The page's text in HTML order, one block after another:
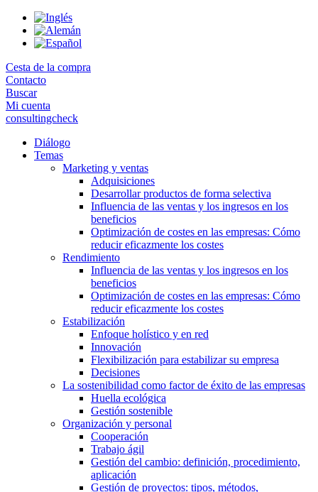
Skip
Cesta de la compra
Contacto
Buscar
Mi cuenta
consultingcheck
Diálogo
Temas
Marketing y ventas
Adquisiciones
Desarrollar productos de forma selectiva
Influencia de las ventas y los ingresos en los
beneficios
Optimización de costes en las empresas: Cómo
reducir eficazmente los costes
Rendimiento
Influencia de las ventas y los ingresos en los
beneficios
Optimización de costes en las empresas: Cómo
reducir eficazmente los costes
Estabilización
Enfoque holístico y en red
Innovación
Flexibilización para estabilizar su empresa
Decisiones
La sostenibilidad como factor de éxito de las empresas
Huella ecológica
Gestión sostenible
Organización y personal
Cooperación
Trabajo ágil
Gestión del cambio: definición, procedimiento,
aplicación
Gestión de proyectos: tipos, métodos,